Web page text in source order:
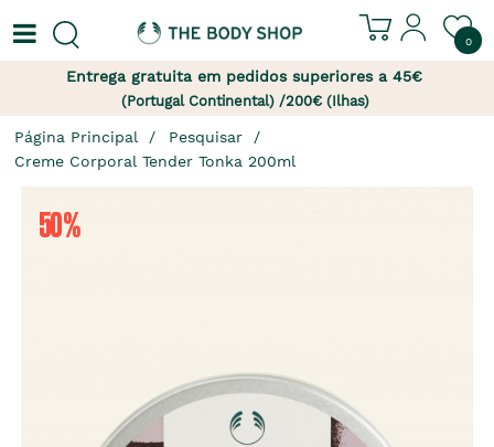
0
Entrega gratuita em pedidos superiores a 45€
(Portugal Continental) /200€ (Ilhas)
Página Principal
Pesquisar
Creme Corporal Tender Tonka 200ml